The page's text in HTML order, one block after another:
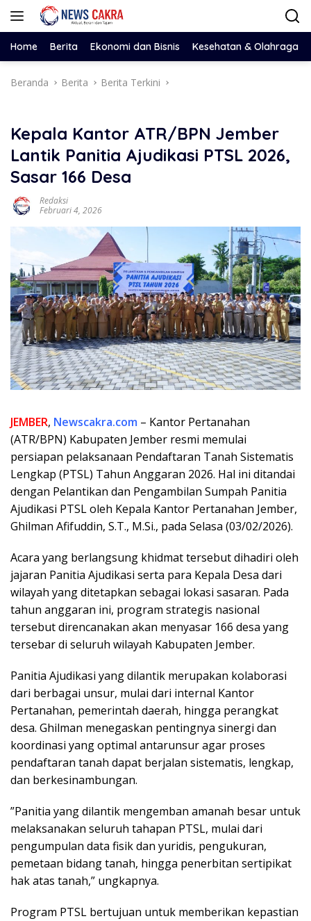
Langsung
Home Berita Ekonomi dan Bisnis Kesehatan & Olahraga
Beranda Berita Berita Terkini
Kepala Kantor ATR/BPN Jember
Lantik Panitia Ajudikasi PTSL 2026,
Sasar 166 Desa
Redaksi
Februari 4, 2026
JEMBER, Newscakra.com – Kantor Pertanahan
(ATR/BPN) Kabupaten Jember resmi memulai
persiapan pelaksanaan Pendaftaran Tanah Sistematis
Lengkap (PTSL) Tahun Anggaran 2026. Hal ini ditandai
dengan Pelantikan dan Pengambilan Sumpah Panitia
Ajudikasi PTSL oleh Kepala Kantor Pertanahan Jember,
Ghilman Afifuddin, S.T., M.Si., pada Selasa (03/02/2026).
​Acara yang berlangsung khidmat tersebut dihadiri oleh
jajaran Panitia Ajudikasi serta para Kepala Desa dari
wilayah yang ditetapkan sebagai lokasi sasaran. Pada
tahun anggaran ini, program strategis nasional
tersebut direncanakan akan menyasar 166 desa yang
tersebar di seluruh wilayah Kabupaten Jember.
​Panitia Ajudikasi yang dilantik merupakan kolaborasi
dari berbagai unsur, mulai dari internal Kantor
Pertanahan, pemerintah daerah, hingga perangkat
desa. Ghilman menegaskan pentingnya sinergi dan
koordinasi yang optimal antarunsur agar proses
pendaftaran tanah dapat berjalan sistematis, lengkap,
dan berkesinambungan.
​”Panitia yang dilantik mengemban amanah besar untuk
melaksanakan seluruh tahapan PTSL, mulai dari
pengumpulan data fisik dan yuridis, pengukuran,
pemetaan bidang tanah, hingga penerbitan sertipikat
hak atas tanah,” ungkapnya.
​Program PTSL bertujuan untuk memberikan kepastian